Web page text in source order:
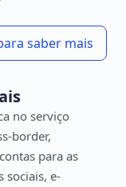
saber mais
no serviço
border,
para as
sociais, e-